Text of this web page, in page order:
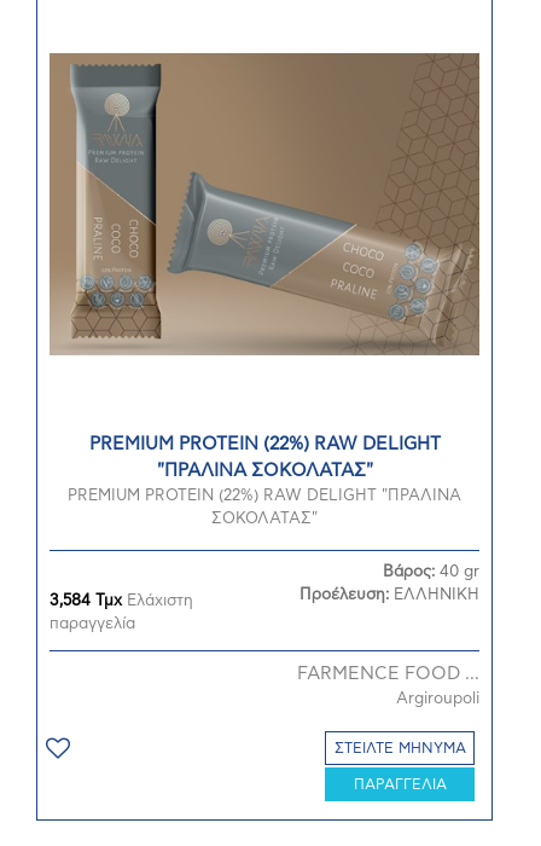
PREMIUM PROTEIN (22%) RAW DELIGHT
"ΠΡΑΛΙΝΑ ΣΟΚΟΛΑΤΑΣ"
PREMIUM PROTEIN (22%) RAW DELIGHT "ΠΡΑΛΙΝΑ
ΣΟΚΟΛΑΤΑΣ"
3,584 ΤμχΕλάχιστη
παραγγελία
Βάρος: 40 gr
Προέλευση: ΕΛΛΗΝΙΚΗ
FARMENCE FOOD ...
Argiroupoli
ΣΤΕΙΛΤΕ ΜΗΝΥΜΑ
ΠΑΡΑΓΓΕΛΙΑ